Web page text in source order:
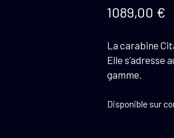
1089,00 €
La carabine
Elle s’adresse
gamme.
Disponible sur